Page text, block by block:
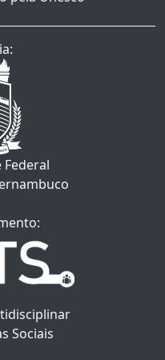
Sociais